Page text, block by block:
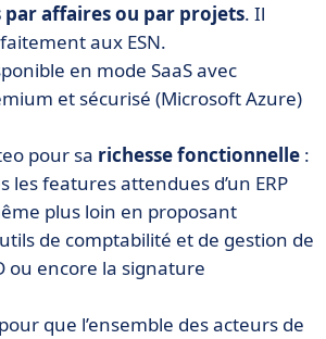
par affaires ou par projets. Il
aux ESN.
en mode SaaS avec
et sécurisé (Microsoft Azure)
pour sa richesse fonctionnelle :
les features attendues d’un ERP
plus loin en proposant
de comptabilité et de gestion de
ou encore la signature
que l’ensemble des acteurs de